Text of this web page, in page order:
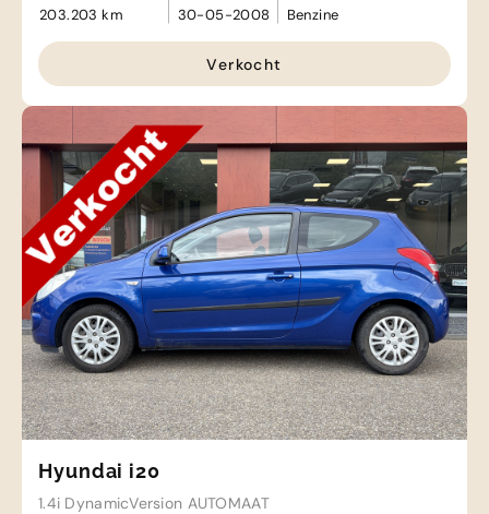
203.203 km
30-05-2008
Benzine
Verkocht
Hyundai i20
1.4i DynamicVersion AUTOMAAT